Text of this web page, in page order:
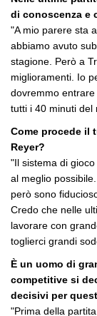
di conoscenza e
"A mio parere sta
abbiamo avuto
stagione. Però a
miglioramenti. Io
dovremmo
tutti i 40 minuti del
Come procede il
Reyer?
"Il sistema di
al meglio
però sono
Credo che nelle
lavorare con
toglierci grandi
È un uomo di
competitive si
decisivi per
"Prima della